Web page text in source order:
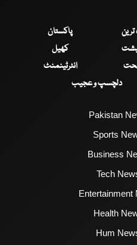
ترین
پاکستان
کھیل
انٹرٹینمنٹ
دلچسپ و عجیب
Pakistan
Sports
Business
Tech
Entertainment
Health
Hum